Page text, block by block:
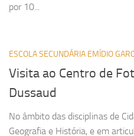
por 10...
ESCOLA SECUNDÁRIA EMÍDIO
Visita ao Centro de
Dussaud
No âmbito das disciplinas de
Geografia e História, e em